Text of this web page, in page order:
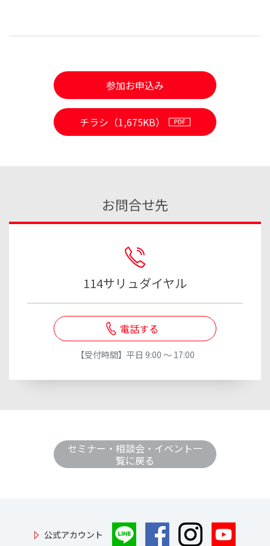
参加お申込み
チラシ（1,675KB）
お問合せ先
114サリュダイヤル
電話する
【受付時間】平日 9:00 ～ 17:00
セミナー・相談会・イベント一
覧に戻る
公式アカウント